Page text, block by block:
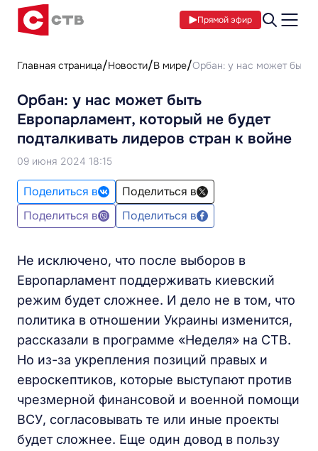
Прямой эфир
Главная страница Новости В мире Орбан: у нас может быть
Орбан: у нас может быть
Европарламент, который не будет
подталкивать лидеров стран к войне
09 июня 2024 18:15
Поделиться в
Поделиться в
Поделиться в
Поделиться в
Не исключено, что после выборов в
Европарламент поддерживать киевский
режим будет сложнее. И дело не в том, что
политика в отношении Украины изменится,
рассказали в программе «Неделя» на СТВ.
Но из-за укрепления позиций правых и
евроскептиков, которые выступают против
чрезмерной финансовой и военной помощи
ВСУ, согласовывать те или иные проекты
будет сложнее. Еще один довод в пользу